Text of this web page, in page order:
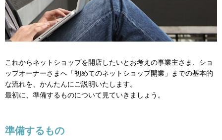
これからネットショップを開店したいとお考えの事業主さま、ショ
ップオーナーさまへ「初めてのネットショップ開業」までの基本的
な流れを、かんたんにご説明いたします。
最初に、準備するものについて見ていきましょう。
準備するもの